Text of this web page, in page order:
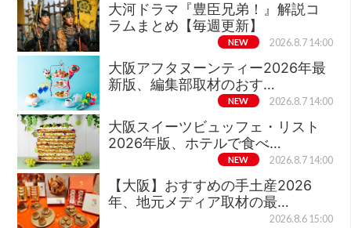
大河ドラマ『豊臣兄弟！』解説コ
ラムまとめ【毎週更新】
NEW 2026.8.7 14:00
大阪アフタヌーンティー2026年最
新版、編集部取材のおす…
NEW 2026.8.7 14:00
大阪スイーツビュッフェ・リスト
2026年版、ホテルで食べ…
NEW 2026.8.7 14:00
【大阪】おすすめの手土産2026
年、地元メディア取材の最…
2026.8.6 15:00